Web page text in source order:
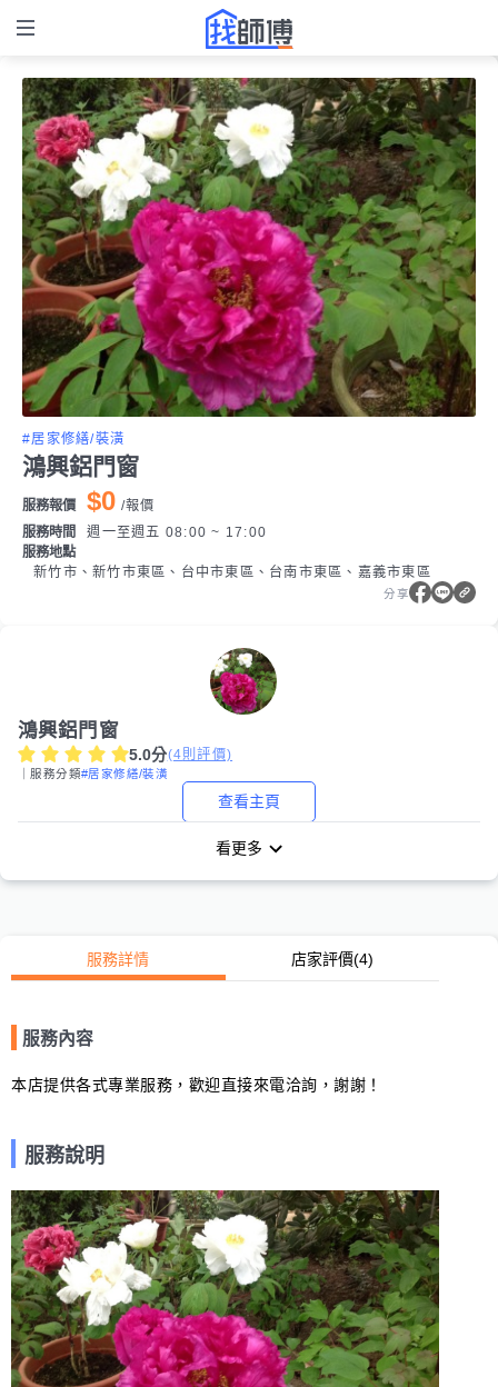
#居家修繕/裝潢
鴻興鋁門窗
服務報價 $0 /報價
服務時間
週一至週五 08:00 ~ 17:00
服務地點
新竹市、新竹市東區、台中市東區、台南市東區、嘉義市東區
分享
鴻興鋁門窗
5.0分(4則評價)
｜服務分類#居家修繕/裝潢
查看主頁
看更多
服務詳情 店家評價(4)
服務內容
本店提供各式專業服務，歡迎直接來電洽詢，謝謝！
服務說明